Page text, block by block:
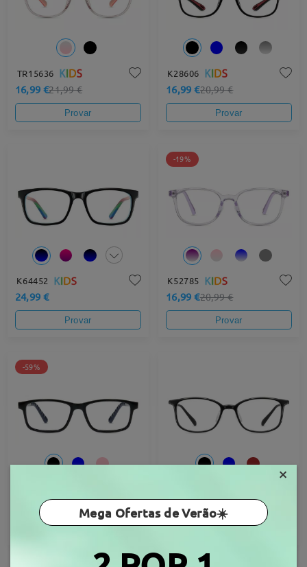
TR15636
16,99 €21,99 €
Provar
K28606
16,99 €20,99 €
Provar
K64452
24,99 €
Provar
-19%
K52785
16,99 €20,99 €
Provar
-59%
8,99 €21,99 €
Provar
22,99 €
Provar
×
Mega Ofertas de Verão☀️